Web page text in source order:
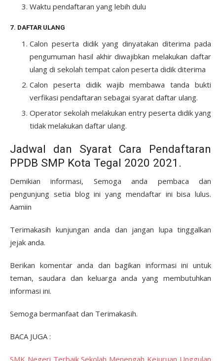
Waktu pendaftaran yang lebih dulu
7. DAFTAR ULANG
Calon peserta didik yang dinyatakan diterima pada
pengumuman hasil akhir diwajibkan melakukan daftar
ulang di sekolah tempat calon peserta didik diterima
Calon peserta didik wajib membawa tanda bukti
verfikasi pendaftaran sebagai syarat daftar ulang.
Operator sekolah melakukan entry peserta didik yang
tidak melakukan daftar ulang.
Jadwal dan Syarat Cara Pendaftaran
PPDB SMP Kota Tegal 2020 2021.
Demikian informasi, Semoga anda pembaca dan
pengunjung setia blog ini yang mendaftar ini bisa lulus.
Aamiin
Terimakasih kunjungan anda dan jangan lupa tinggalkan
jejak anda.
Berikan komentar anda dan bagikan informasi ini untuk
teman, saudara dan keluarga anda yang membutuhkan
informasi ini.
Semoga bermanfaat dan Terimakasih.
BACA JUGA :